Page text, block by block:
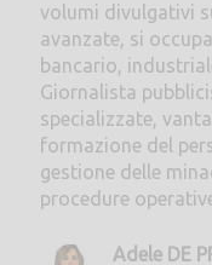
volumi divulgativi
avanzate, si
bancario,
Giornalista
specializzate,
formazione del
gestione delle
procedure
Adele DE